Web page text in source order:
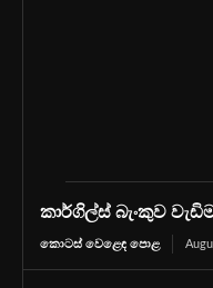
කාර්ගිල්ස් බැංකුව
කොටස් වෙළෙඳ පොළ